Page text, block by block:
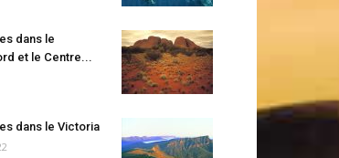
dans le
et le Centre...
dans le Victoria